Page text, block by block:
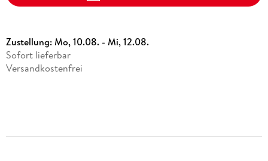
Zustellung:Mo, 10.08. - Mi, 12.08.
Sofort lieferbar
Versandkostenfrei